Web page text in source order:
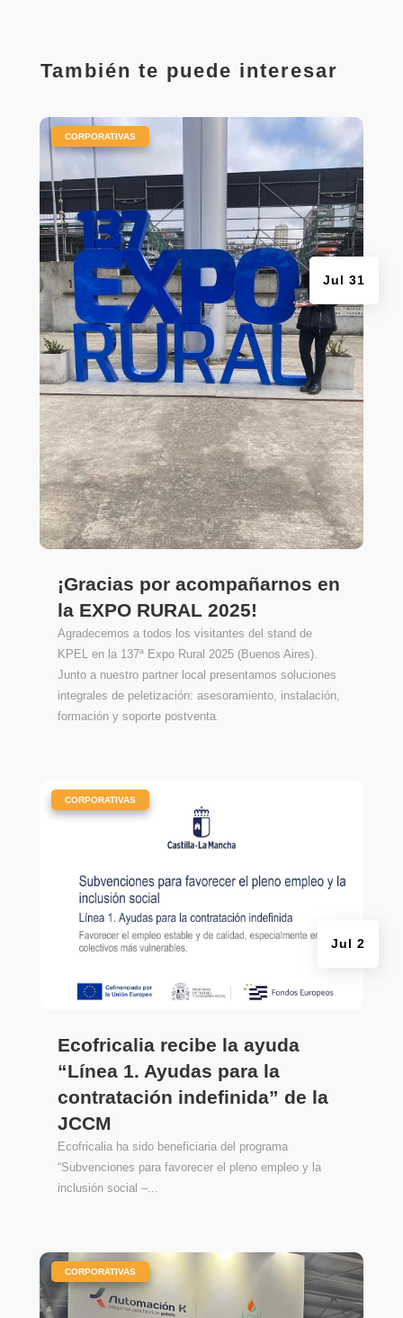
También te puede interesar
¡Gracias por acompañarnos en
la EXPO RURAL 2025!
Jul 31
CORPORATIVAS
Agradecemos a todos los visitantes del stand de
KPEL en la 137ª Expo Rural 2025 (Buenos Aires).
Junto a nuestro partner local presentamos soluciones
integrales de peletización: asesoramiento, instalación,
formación y soporte postventa.
Ecofricalia recibe la ayuda
“Línea 1. Ayudas para la
contratación indefinida” de la
JCCM
Jul 2
CORPORATIVAS
Ecofricalia ha sido beneficiaria del programa
“Subvenciones para favorecer el pleno empleo y la
inclusión social –...
CORPORATIVAS